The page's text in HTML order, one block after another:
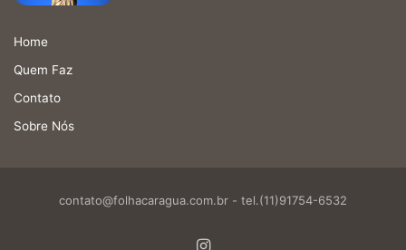
Home
Quem Faz
Contato
Sobre Nós
contato@folhacaragua.com.br - tel.(11)91754-6532
Instagram